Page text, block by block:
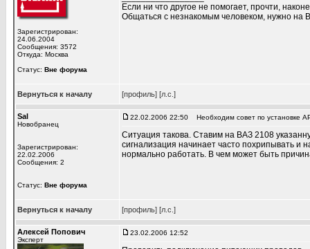
Зарегистрирован:
24.06.2004
Сообщения: 3572
Откуда: Москва
Статус: Вне форума
Если ни что другое не помогает, прочти,
Общаться с незнакомым человеком, нужно на
Вернуться к началу [профиль] [л.с.]
Sal
Новобранец
Зарегистрирован:
22.02.2006
Сообщения: 2
Статус: Вне форума
22.02.2006 22:50 Необходим совет по установке
Ситуация такова. Ставим на ВАЗ 2108
сигнализация начинает часто похрипывать и
нормально работать. В чем может быть
Вернуться к началу [профиль] [л.с.]
Алексей Попович
Эксперт
23.02.2006 12:52